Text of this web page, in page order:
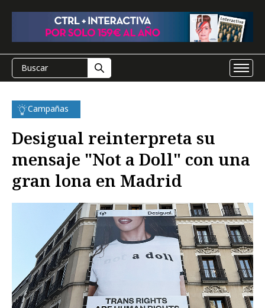
Campañas
Desigual reinterpreta su
mensaje "Not a Doll" con una
gran lona en Madrid